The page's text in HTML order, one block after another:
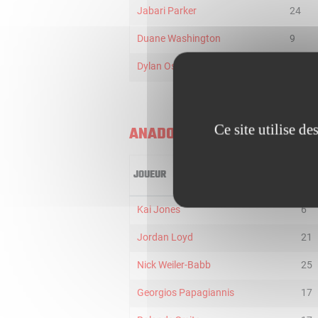
Jabari Parker 24
Duane Washington 9
Dylan Osetkowski
ANADOLU EFES ISTANBUL
JOUEUR
Kai Jones 6
Jordan Loyd 21
Nick Weiler-Babb 25
Georgios Papagiannis 17
Ce site utilise